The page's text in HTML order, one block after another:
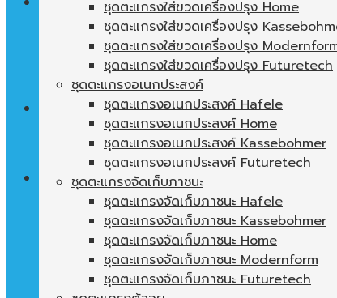
ไม่มีสินค้าในตะกร้า
ตะกร้าสินค้า
ไม่มีสินค้าในตะกร้า
ชุดตะแกรงใส่ขวดเครื่องปรุง Home
ชุดตะแกรงใส่ขวดเครื่องปรุง
ชุดตะแกรงใส่ขวดเครื่องปรุง
ชุดตะแกรงใส่ขวดเครื่องปรุง Futuretech
ชุดตะแกรงอเนกประสงค์
ชุดตะแกรงอเนกประสงค์ Hafele
ชุดตะแกรงอเนกประสงค์ Home
ชุดตะแกรงอเนกประสงค์ Kassebohmer
ชุดตะแกรงอเนกประสงค์ Futuretech
ชุดตะแกรงจัดเก็บภาชนะ
ชุดตะแกรงจัดเก็บภาชนะ Hafele
ชุดตะแกรงจัดเก็บภาชนะ Kassebohmer
ชุดตะแกรงจัดเก็บภาชนะ Home
ชุดตะแกรงจัดเก็บภาชนะ Modernform
ชุดตะแกรงจัดเก็บภาชนะ Futuretech